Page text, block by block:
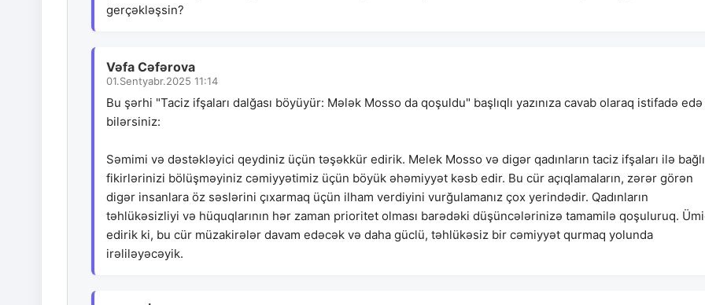
gerçəkləşsin?
Vəfa Cəfərova
01.Sentyabr.2025 11:14
Bu şərhi "Taciz ifşaları dalğası böyüyür: Mələk Mosso da qoşuldu" başlıqlı yazınıza cavab olaraq istifadə edə
bilərsiniz:
Səmimi və dəstəkləyici qeydiniz üçün təşəkkür edirik. Melek Mosso və digər qadınların taciz ifşaları ilə bağlı
fikirlərinizi bölüşməyiniz cəmiyyətimiz üçün böyük əhəmiyyət kəsb edir. Bu cür açıqlamaların, zərər görən
digər insanlara öz səslərini çıxarmaq üçün ilham verdiyini vurğulamanız çox yerindədir. Qadınların
təhlükəsizliyi və hüquqlarının hər zaman prioritet olması barədəki düşüncələrinizə tamamilə qoşuluruq.
edirik ki, bu cür müzakirələr davam edəcək və daha güclü, təhlükəsiz bir cəmiyyət qurmaq yolunda
irəliləyəcəyik.